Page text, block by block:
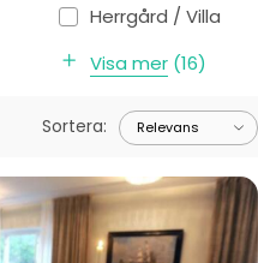
Herrgård / Villa
Visa mer (16)
Sortera: